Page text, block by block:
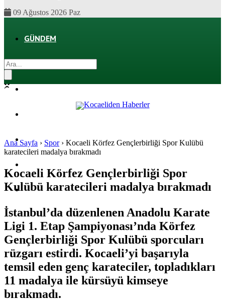
09 Ağustos 2026 Paz
GÜNDEM
SPOR
SAĞLIK
Ana Sayfa › Spor› Kocaeli Körfez Gençlerbirliği Spor Kulübü
karatecileri madalya bırakmadı
Kocaeli Körfez Gençlerbirliği Spor
Kulübü karatecileri madalya bırakmadı
İstanbul’da düzenlenen Anadolu Karate
Ligi 1. Etap Şampiyonası’nda Körfez
Gençlerbirliği Spor Kulübü sporcuları
rüzgarı estirdi. Kocaeli’yi başarıyla
temsil eden genç karateciler, topladıkları
11 madalya ile kürsüyü kimseye
bırakmadı.